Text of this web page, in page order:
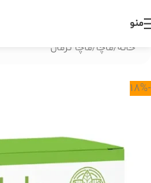
منو
خانه/ماچا/ماچا نرمال
-18%